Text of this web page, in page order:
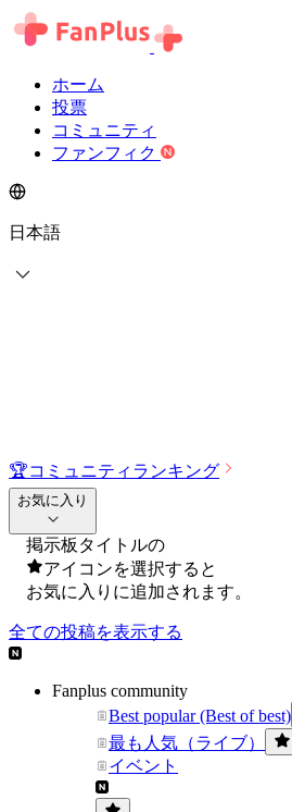
ホーム
投票
コミュニティ
ファンフィク
日本語
🏆コミュニティランキング
お気に入り
掲示板タイトルの
アイコンを選択すると
お気に入りに追加されます。
全ての投稿を表示する
Fanplus community
Best popular (Best of best)
最も人気（ライブ）
イベント